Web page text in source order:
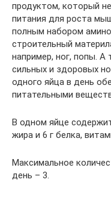
продуктом, который
питания для роста
полным набором
строительный
например, ног, попы. А
сильных и здоровых
одного яйца в день
питательными
В одном яйце
жира и 6 г белка,
Максимальное
день – 3.